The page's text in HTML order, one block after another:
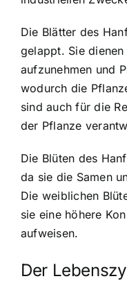
Die Blätter des
gelappt. Sie
aufzunehmen und
wodurch die
sind auch für die
der Pflanze
Die Blüten des
da sie die Samen
Die weiblichen
sie eine höhere
aufweisen.
Der